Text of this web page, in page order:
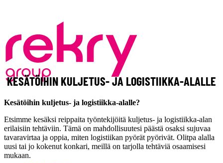
KESÄTÖIHIN KULJETUS- JA LOGISTIIKKA-ALALLE
Kesätöihin kuljetus- ja logistiikka-alalle?
Etsimme kesäksi reippaita työntekijöitä kuljetus- ja logistiikka-alan
erilaisiin tehtäviin. Tämä on mahdollisuutesi päästä osaksi sujuvaa
tavaravirtaa ja oppia, miten logistiikan pyörät pyörivät. Olitpa alalla
uusi tai jo kokenut konkari, meillä on tarjolla tehtäviä osaamisesi
mukaan.